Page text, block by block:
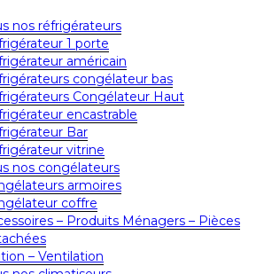
nos réfrigérateurs
1 porte
américain
congélateur bas
Congélateur Haut
encastrable
Bar
vitrine
nos congélateurs
armoires
coffre
– Produits Ménagers – Pièces
– Ventilation